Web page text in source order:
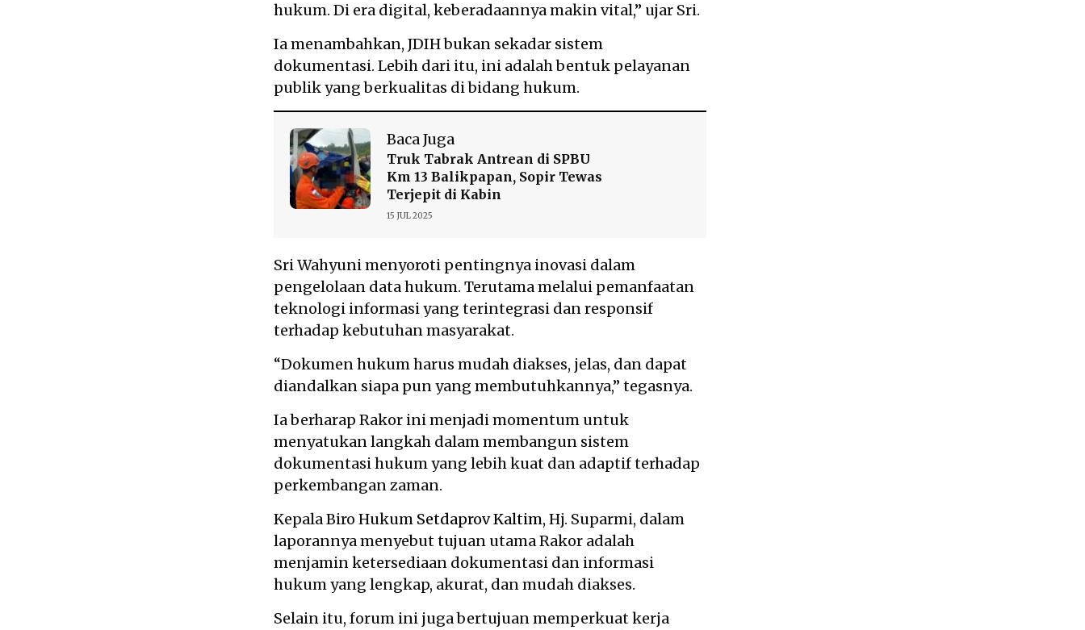
hukum. Di era digital, keberadaannya makin vital,” ujar Sri.
Ia menambahkan, JDIH bukan sekadar sistem
dokumentasi. Lebih dari itu, ini adalah bentuk pelayanan
publik yang berkualitas di bidang hukum.
Baca Juga
Truk Tabrak Antrean di SPBU
Km 13 Balikpapan, Sopir Tewas
Terjepit di Kabin
15 JUL 2025
Sri Wahyuni menyoroti pentingnya inovasi dalam
pengelolaan data hukum. Terutama melalui pemanfaatan
teknologi informasi yang terintegrasi dan responsif
terhadap kebutuhan masyarakat.
“Dokumen hukum harus mudah diakses, jelas, dan dapat
diandalkan siapa pun yang membutuhkannya,” tegasnya.
Ia berharap Rakor ini menjadi momentum untuk
menyatukan langkah dalam membangun sistem
dokumentasi hukum yang lebih kuat dan adaptif terhadap
perkembangan zaman.
Kepala Biro Hukum Setdaprov Kaltim, Hj. Suparmi, dalam
laporannya menyebut tujuan utama Rakor adalah
menjamin ketersediaan dokumentasi dan informasi
hukum yang lengkap, akurat, dan mudah diakses.
Selain itu, forum ini juga bertujuan memperkuat kerja